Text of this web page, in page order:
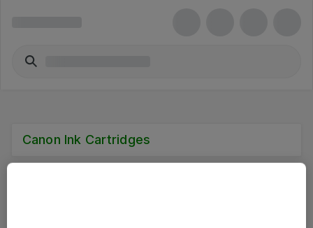
Canon Ink Cartridges